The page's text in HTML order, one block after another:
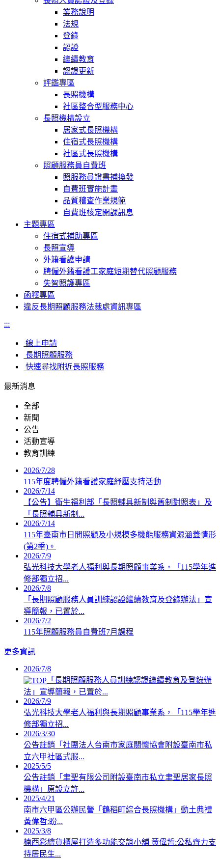
業務說明
法規
登錄
認證
繼續教育
認證更新
評鑑專區
長照機構
社區整合型服務中心
長照機構設立
居家式長照機構
住宿式長照機構
社區式長照機構
照顧服務員自費班
照服務員證書補換發
自費班實施計畫
品質稽查作業規範
自費班核定開課訊息
主題專區
住宿式補助專區
長照宣導
外籍看護申請
聘僱外籍看護工家庭短期替代照顧服務
失智照護專區
函釋專區
違反長期照顧服務法裁處資訊專區
:::
線上申請
長期照顧服務
快速尋找附近長照服務
最新消息
全部
新聞
公告
活動宣導
教育訓練
2026/7/28
115年度聘僱外籍看護家庭紓壓支持活動
2026/7/14
【公告】衛生福利部「長照輔具新制與舊制對照表」及
「長照輔具新制...
2026/7/14
115年臺南市日間照顧及小規模多機能服務資源涵蓋情形
(第2季)。
2026/7/9
弘光科技大學老人福利與長期照顧事業系，「115學年進
修部獨立招...
2026/7/8
「長期照顧服務人員訓練認證繼續教育及登錄辦法」宣
導簡報，已置於...
2026/7/2
115年照顧服務員自費班7月課程
更多資訊
2026/7/8
「長期照顧服務人員訓練認證繼續教育及登錄辦
法」宣導簡報，已置於...
2026/7/9
弘光科技大學老人福利與長期照顧事業系，「115學年進
修部獨立招...
2026/3/30
公告註銷「社團法人台南市家庭關懷協會附設臺南市私
立六甲社區式服...
2025/5/5
公告註銷「聿聖有限公司附設臺南市私立聿聖居家長照
機構」原設立許...
2025/4/21
南市六甲區公辦民營「鶴稻町綜合長照機構」動土典禮
黃偉哲:盼...
2025/3/8
楠西彩繪貨櫃屋打造多功能交誼小舖 黃偉哲:公私齊力支
持居民生...